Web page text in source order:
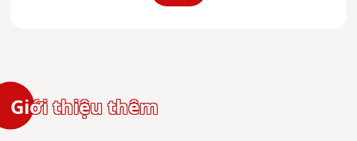
Giới thiệu thêm